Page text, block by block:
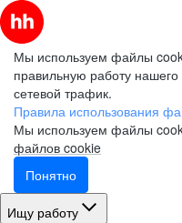
Мы используем файлы
правильную работу
сетевой трафик.
Правила использования
Мы используем файлы
файлов cookie
Понятно
Ищу работу